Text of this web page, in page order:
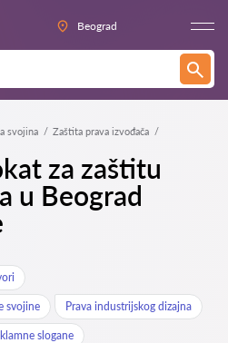
Beograd
svojina Zaštita prava izvođača
za zaštitu
u Beograd
svojine Prava industrijskog dizajna
slogane